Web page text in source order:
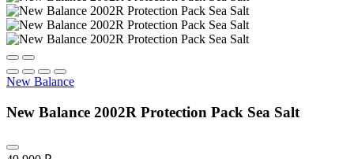
New Balance
New Balance 2002R Protection Pack Sea Salt